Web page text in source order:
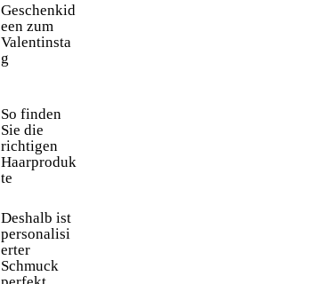
Geschenkid
een zum
Valentinsta
g
So finden
Sie die
richtigen
Haarproduk
te
Deshalb ist
personalisi
erter
Schmuck